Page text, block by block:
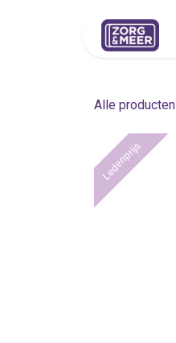
Alle producten
Ledenprijs